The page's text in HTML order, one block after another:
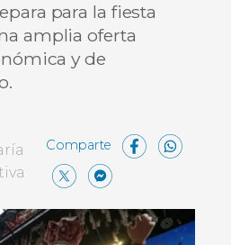
para la fiesta
amplia oferta
y de
X